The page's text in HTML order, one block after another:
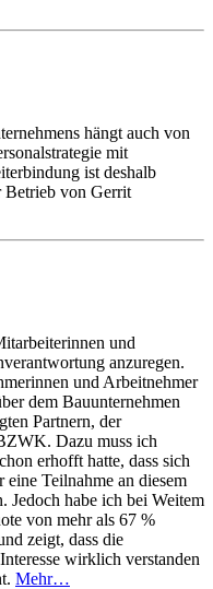
hängt auch von
mit
ist deshalb
Betrieb von Gerrit
und
anzuregen.
und Arbeitnehmer
dem Bauunternehmen
Partnern, der
Dazu muss ich
erhofft hatte, dass sich
Teilnahme an diesem
Jedoch habe ich bei Weitem
von mehr als 67 %
zeigt, dass die
wirklich verstanden
Mehr…